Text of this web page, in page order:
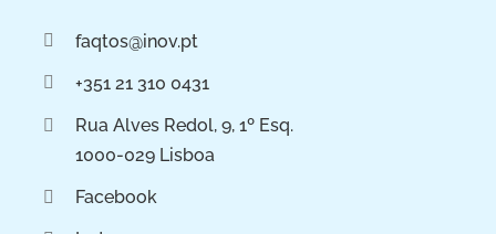
faqtos@inov.pt
+351 21 310 0431
Rua Alves Redol, 9, 1º Esq.
1000-029 Lisboa
Facebook